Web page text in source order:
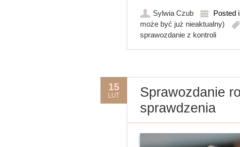
Sylwia Czub Posted
może być już nieaktualny)
sprawozdanie z kontroli
15
LUT
Sprawozdanie
sprawdzenia